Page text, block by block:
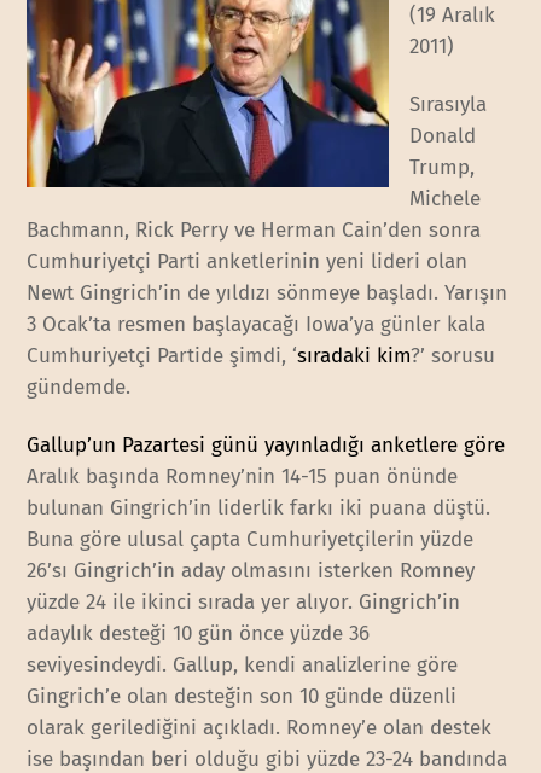
(19 Aralık
2011)
Sırasıyla
Donald
Trump,
Michele
Bachmann, Rick Perry ve Herman Cain’den sonra
Cumhuriyetçi Parti anketlerinin yeni lideri olan
Newt Gingrich’in de yıldızı sönmeye başladı. Yarışın
3 Ocak’ta resmen başlayacağı Iowa’ya günler kala
Cumhuriyetçi Partide şimdi, ‘sıradaki kim?’ sorusu
gündemde.
Gallup’un Pazartesi günü yayınladığı anketlere göre
Aralık başında Romney’nin 14-15 puan önünde
bulunan Gingrich’in liderlik farkı iki puana düştü.
Buna göre ulusal çapta Cumhuriyetçilerin yüzde
26’sı Gingrich’in aday olmasını isterken Romney
yüzde 24 ile ikinci sırada yer alıyor. Gingrich’in
adaylık desteği 10 gün önce yüzde 36
seviyesindeydi. Gallup, kendi analizlerine göre
Gingrich’e olan desteğin son 10 günde düzenli
olarak gerilediğini açıkladı. Romney’e olan destek
ise başından beri olduğu gibi yüzde 23-24 bandında